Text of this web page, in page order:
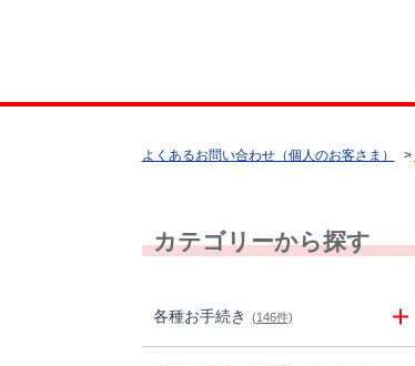
よくあるお問い合わせ（個人のお客さま） >
カテゴリーから探す
各種お手続き (146件)